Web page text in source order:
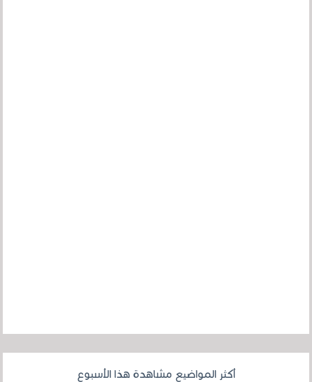
أكثر المواضيع مشاهدة هذا الأسبوع